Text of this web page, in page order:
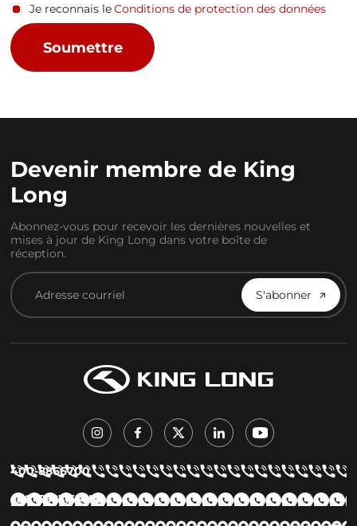
Je reconnais leConditions de protection des données
Devenir membre de King
Long
Abonnez-vous pour recevoir les dernières nouvelles et
mises à jour de King Long dans votre boîte de
réception.
S'abonner
400-8866700
+86 15923155658